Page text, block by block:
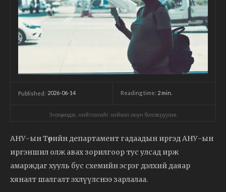
Published: 2026-06-14 Reading time: 2 min.
Энэхүү мэдээ, нийтлэлийг хиймэл оюун боловсруулав.
АНУ-ын Төрийн департамент гадаадын иргэд АНУ-ын
иргэншил олж авах зорилгоор тус улсад ирж
амарждаг хууль бус схемийн эсрэг дэлхий даяар
хяналт шалгалт эхлүүлснээ зарлалаа.